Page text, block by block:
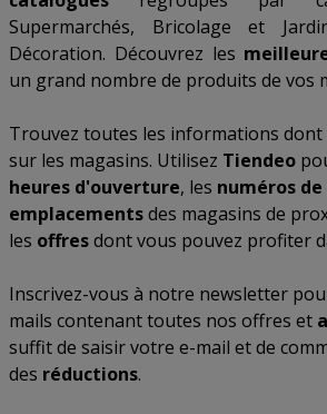
Supermarchés, Bricolage et
Décoration. Découvrez les
un grand nombre de produits de vos
Trouvez toutes les informations dont
sur les magasins. Utilisez Tiendeo
heures d'ouverture, les numéros
emplacementsdes magasins de
les offresdont vous pouvez profiter
Inscrivez-vous à notre newsletter
mails contenant toutes nos offres et
suffit de saisir votre e-mail et de
des réductions.